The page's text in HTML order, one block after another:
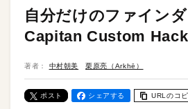
自分だけのファイン
Capitan Custom
著者： 中村朝美 栗原亮（Arkhē）
ポスト シェアする URLのコ